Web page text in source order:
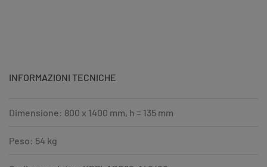
INFORMAZIONI TECNICHE
Dimensione: 800 x 1400 mm, h = 135 mm
Peso: 54 kg